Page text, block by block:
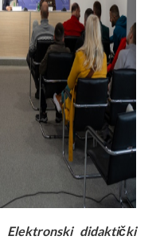
Elektronski didaktički